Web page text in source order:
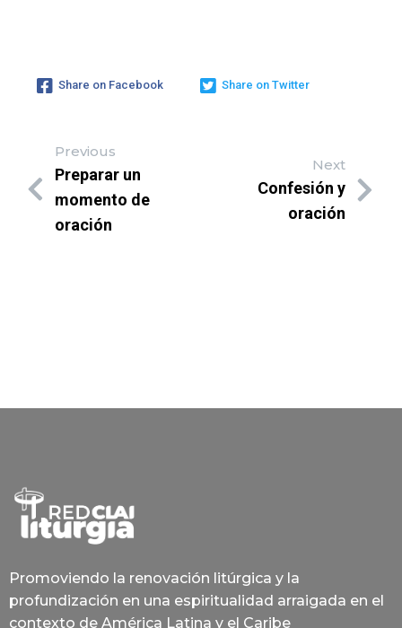
Share on Facebook Share on Twitter
Previous
Preparar un
momento de
oración
Next
Confesión y
oración
Promoviendo la renovación litúrgica y la
profundización en una espiritualidad arraigada en el
contexto de América Latina y el Caribe